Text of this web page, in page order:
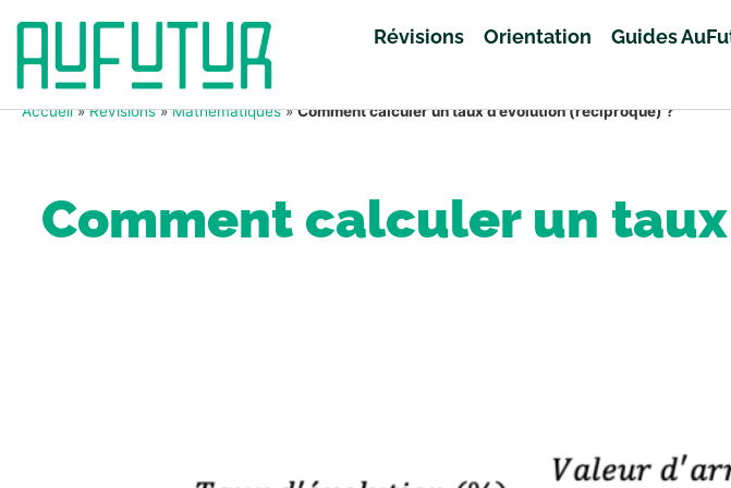
Révisions Orientation Guides
Accueil»Révisions»Mathématiques»Comment calculer un taux d’évolution (réciproque) ?
Comment calculer un